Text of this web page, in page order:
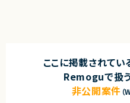
・上記に付随する、経営・顧客・開
◆応募者へのメッセージ
多くのサービスが生まれては消える
る存在になれるプロダクトは決して
ここに掲載されてい
Remoguで扱
非公開案件